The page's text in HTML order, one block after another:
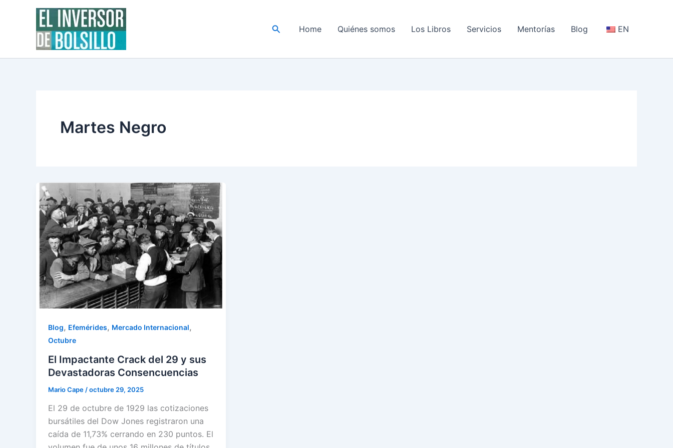
contenido
BuscarHome Quiénes somos Los Libros Servicios Mentorías Blog EN
Martes Negro
Blog, Efemérides, Mercado Internacional,
Octubre
El Impactante Crack del 29 y sus
Devastadoras Consencuencias
Mario Cape /octubre 29, 2025
El 29 de octubre de 1929 las cotizaciones
bursátiles del Dow Jones registraron una
caída de 11,73% cerrando en 230 puntos. El